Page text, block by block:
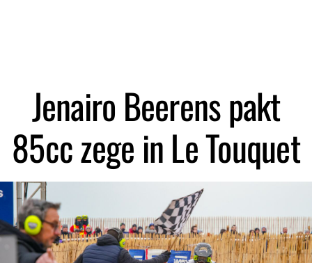
Jenairo Beerens pakt
85cc zege in Le Touquet